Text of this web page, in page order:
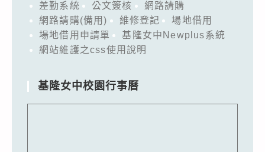
差勤系統 公文簽核
網路請購
網路請購(備用)
維修登記
場地借用
場地借用申請單
基隆女中Newplus系統
網站維護之css使用說明
基隆女中校園行事曆